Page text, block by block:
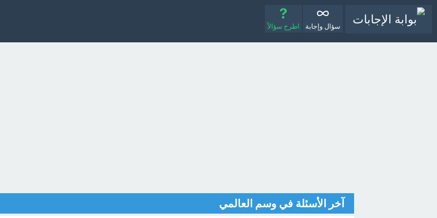
سؤال وإجابة اطرح سؤالاً
آخر الأسئلة في وسم العالمي